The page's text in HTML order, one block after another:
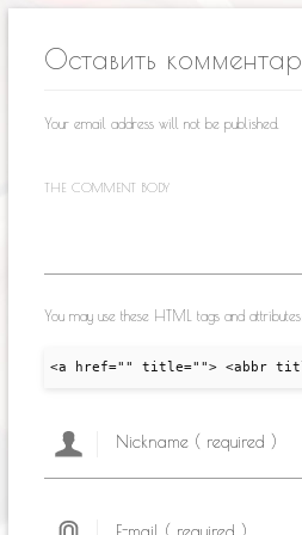
as
s
ki
o
k
m
Оставить
Your email address will not be published.
THE COMMENT BODY
You may use these HTML tags and attributes:
<a href="" title=""> <abbr